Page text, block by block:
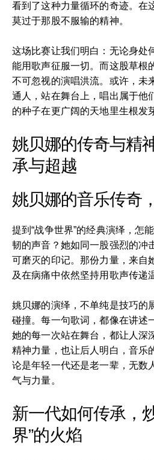
看到了这种力量循环的奇迹。在
莫过于那股不服输的精神。
这场比赛让我们明白：无论身处
能用歌声征服一切。而这股草根
不可忽视的演唱洪流。或许，未
通人，站在舞台上，唱出属于他
的种子在更广阔的天地里生根发
姚贝娜的传奇与精
承与超越
姚贝娜的音乐传奇
提到“战争世界”的经典演绎，怎
韧的声音？她如同一股强烈的冲
可磨灭的印记。那份力量，来自
及在病痛中依然坚持用歌声传递
姚贝娜的演绎，不单纯是技巧的
碰撞。每一句歌词，都像在讲述
她的每一次站在舞台，都让人深
精神力量，也让后人明白，音乐
论是年轻一代还是老一辈，无数
气与力量。
新一代如何传承，
界”的火焰